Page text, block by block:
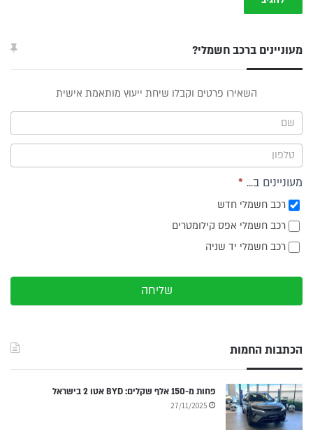
מעוניינים ברכב חשמלי?
תפריט
צד
השאירו פרטים וקבלו שיחת ייעוץ מותאמת אישית
מעוניינים ב... *
רכב חשמלי חדש
רכב חשמלי אפס קילומטרים
רכב חשמלי יד שניה
שליחה
הכתבות החמות
פחות מ-150 אלף שקלים: BYD אטו 2 בישראל
27/11/2025